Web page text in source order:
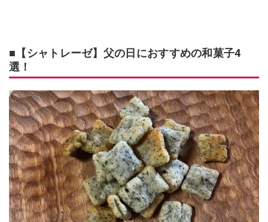
■【シャトレーゼ】父の日におすすめの和菓子4
選！